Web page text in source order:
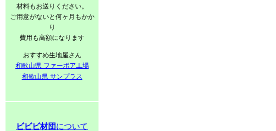
材料もお送りください。
ご用意がないと何ヶ月もかか
り
費用も高額になります
おすすめ生地屋さん
和歌山県 ファーボア工場
和歌山県 サンプラス
ビビビ材団 について